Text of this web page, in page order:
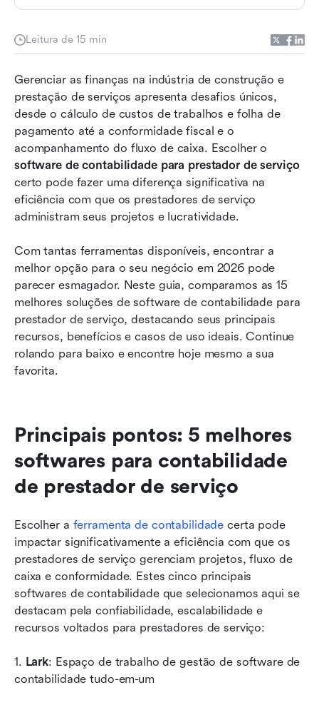
Leitura de 15 min
Gerenciar as finanças na indústria de construção e
prestação de serviços apresenta desafios únicos,
desde o cálculo de custos de trabalhos e folha de
pagamento até a conformidade fiscal e o
software de contabilidade para prestador de serviço
certo pode fazer uma diferença significativa na
eficiência com que os prestadores de serviço
administram seus projetos e lucratividade.
Com tantas ferramentas disponíveis, encontrar a
melhor opção para o seu negócio em 2026 pode
parecer esmagador. Neste guia, comparamos as 15
melhores soluções de software de contabilidade para
prestador de serviço, destacando seus principais
recursos, benefícios e casos de uso ideais. Continue
rolando para baixo e encontre hoje mesmo a sua
favorita.
Principais pontos: 5 melhores
softwares para contabilidade
de prestador de serviço
Escolher a ferramenta de contabilidade certa pode
impactar significativamente a eficiência com que os
prestadores de serviço gerenciam projetos, fluxo de
caixa e conformidade. Estes cinco principais
softwares de contabilidade que selecionamos aqui se
destacam pela confiabilidade, escalabilidade e
recursos voltados para prestadores de serviço:
1. Lark: Espaço de trabalho de gestão de software de
contabilidade tudo-em-um
Visão geral dos 5 principais softwares para
O que é o software de contabilidade para
Lista principal: 15 melhores softwares que
oferecem suporte à contabilidade de prestador
de serviço
Como escolher seu software de contabilidade
para prestador de serviço
Por que prestadores de serviço precisam de
visibilidade contábil baseada em tarefas
Conclusão
Perguntas frequentes
Leitura relacionada